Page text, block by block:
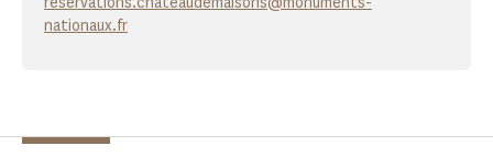
nationaux.fr